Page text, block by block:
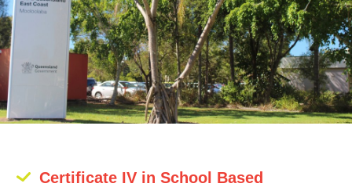
Certificate IV in School Based